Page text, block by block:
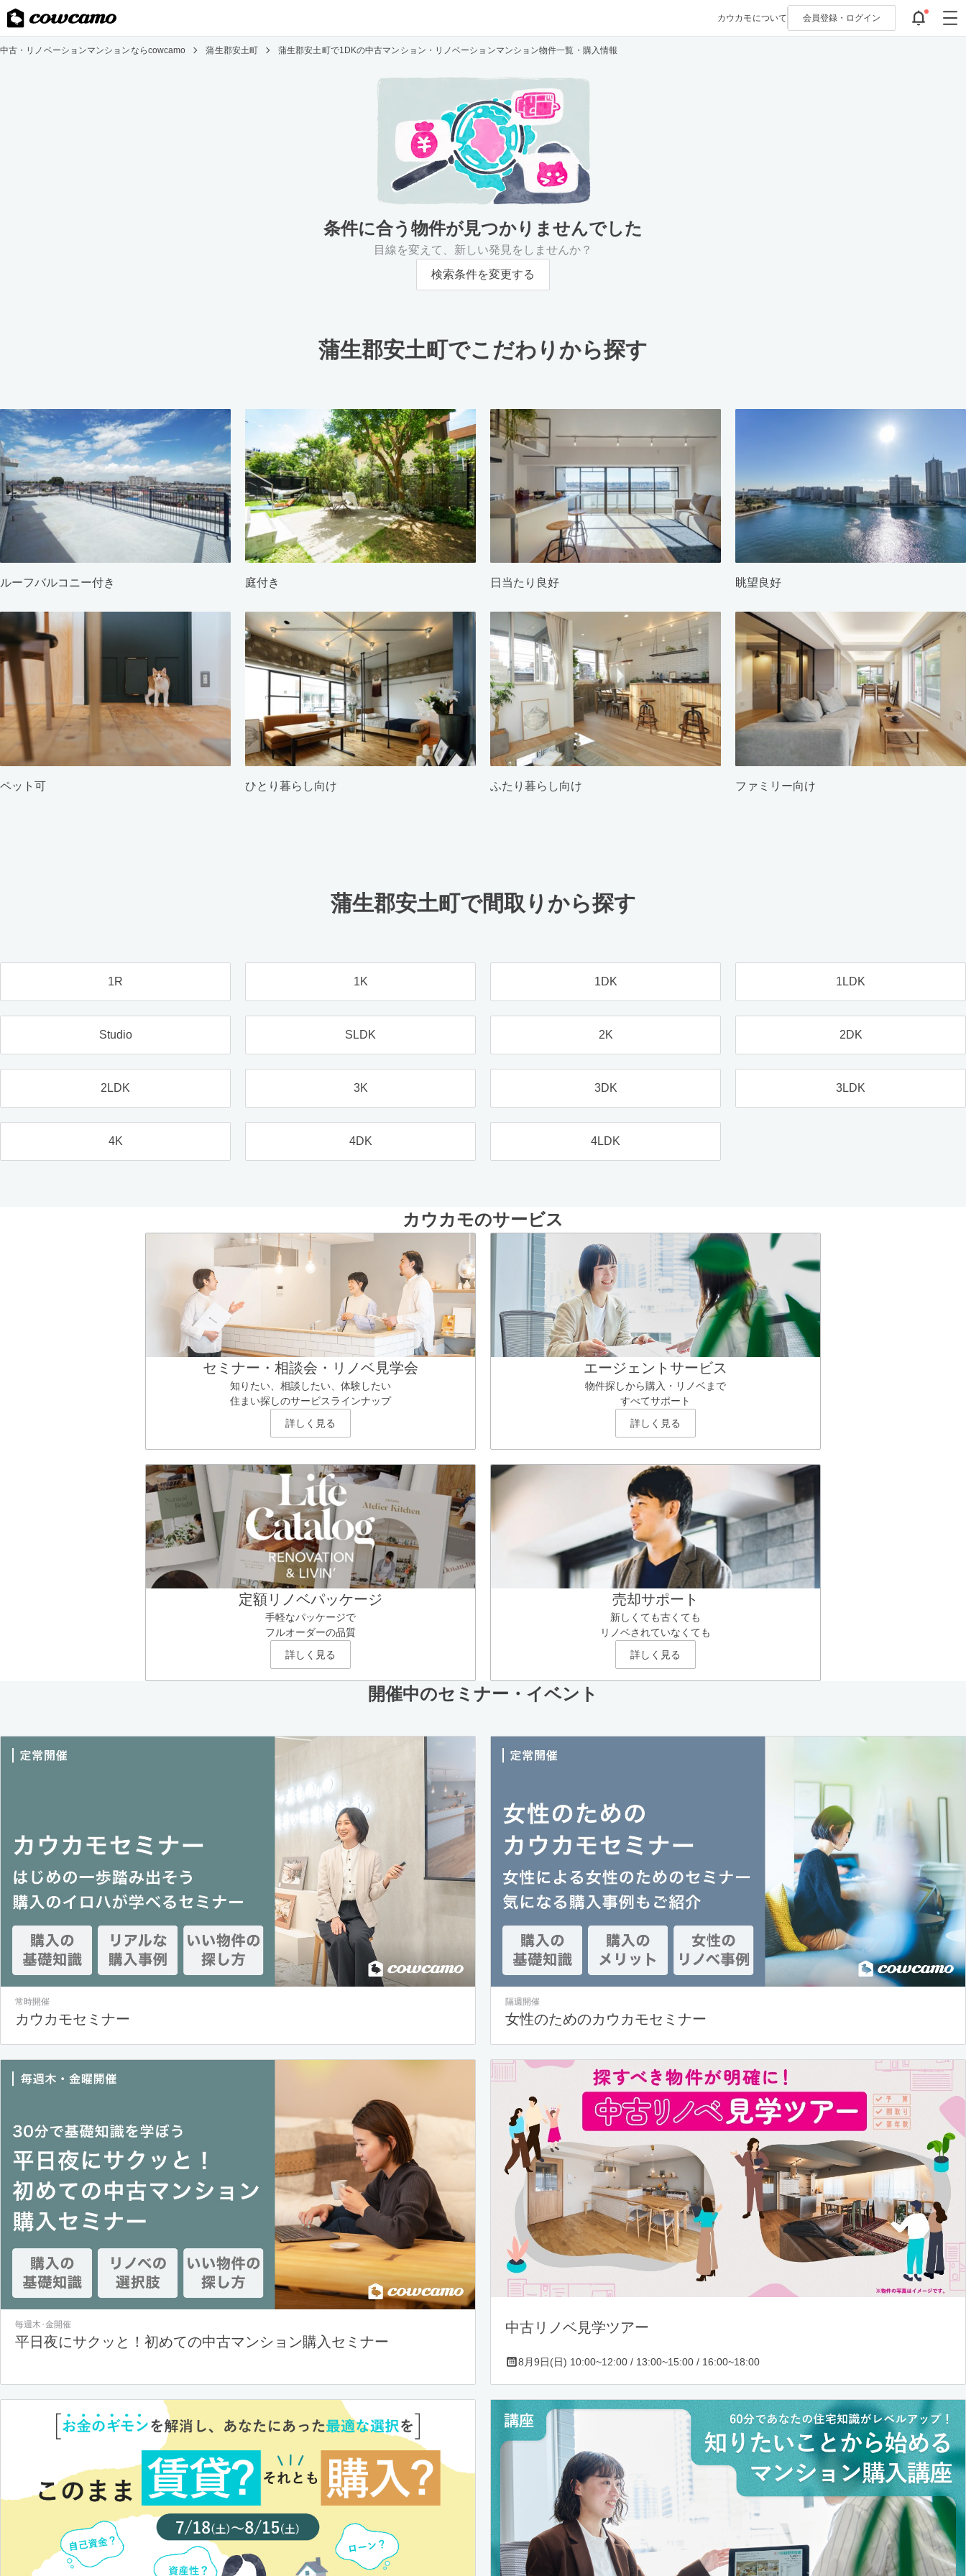
カウカモについて 会員登録・ ログイン
中古・リノベーションマンションならcowcamo 蒲生郡安土町 蒲生郡安土町で1DKの中古マンション・リノベーションマンション物件一覧・購入情報
条件に合う物件が見つかりませんでした
目線を変えて、新しい発見をしませんか？
検索条件を変更する
蒲生郡安土町でこだわりから探す
ルーフバルコニー付き 庭付き 日当たり良好 眺望良好
ペット可 ひとり暮らし向け ふたり暮らし向け ファミリー向け
蒲生郡安土町で間取りから探す
1R 1K 1DK 1LDK
Studio SLDK 2K 2DK
2LDK 3K 3DK 3LDK
4K 4DK 4LDK
カウカモのサービス
セミナー・相談会・リノベ見学会
知りたい、相談したい、体験したい
住まい探しのサービスラインナップ
詳しく見る
エージェントサービス
物件探しから購入・リノベまで
すべてサポート
詳しく見る
定額リノベパッケージ
手軽なパッケージで
フルオーダーの品質
詳しく見る
売却サポート
新しくても古くても
リノベされていなくても
詳しく見る
開催中のセミナー・イベント
常時開催
カウカモセミナー
隔週開催
女性のためのカウカモセミナー
毎週木･金開催
平日夜にサクッと！初めての中古マンション購入セミナー
中古リノベ見学ツアー
8月9日(日) 10:00~12:00 / 13:00~15:00 / 16:00~18:00